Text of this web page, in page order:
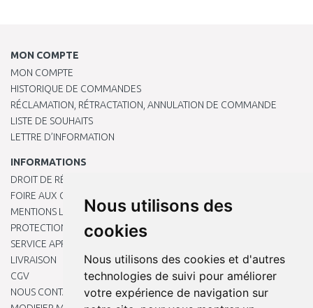
Nous utilisons des
cookies
Nous utilisons des cookies et d'autres
technologies de suivi pour améliorer
votre expérience de navigation sur
MON COMPTE
MON COMPTE
HISTORIQUE DE COMMANDES
RÉCLAMATION, RÉTRACTATION, ANNULATION DE COMMANDE
LISTE DE SOUHAITS
LETTRE D’INFORMATION
INFORMATIONS
DROIT DE RÉTRACTATION
FOIRE AUX QUESTIONS
MENTIONS LÉGALES
PROTECTION DES DONNÉES PERSONNELLES
SERVICE APRÈS-VENTE
LIVRAISON
CGV
NOUS CONTACTER